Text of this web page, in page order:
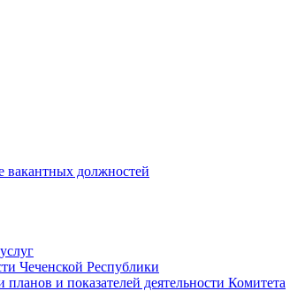
вакантных должностей
Чеченской Республики
и показателей деятельности Комитета